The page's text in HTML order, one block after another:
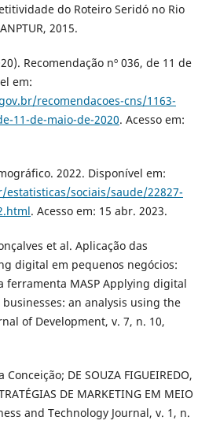
do Roteiro Seridó no Rio
2015.
Recomendação nº 036, de 11 de
em:
recomendacoes-cns/1163-
11-de-maio-de-2020. Acesso em:
2022. Disponível em:
sociais/saude/22827-
. Acesso em: 15 abr. 2023.
et al. Aplicação das
digital em pequenos negócios:
ferramenta MASP Applying digital
an analysis using the
of Development, v. 7, n. 10,
DE SOUZA FIGUEIREDO,
DE MARKETING EM MEIO
and Technology Journal, v. 1, n.